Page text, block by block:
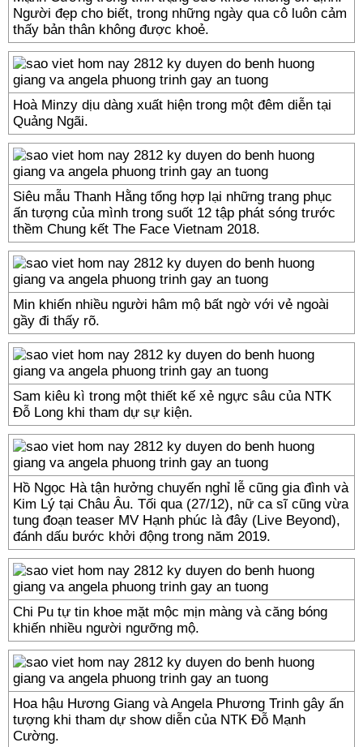
Người đẹp cho biết, trong những ngày qua cô luôn cảm
thấy bản thân không được khoẻ.
Hoà Minzy dịu dàng xuất hiện trong một đêm diễn tại
Quảng Ngãi.
Siêu mẫu Thanh Hằng tổng hợp lại những trang phục
ấn tượng của mình trong suốt 12 tập phát sóng trước
thềm Chung kết The Face Vietnam 2018.
Min khiến nhiều người hâm mộ bất ngờ với vẻ ngoài
gầy đi thấy rõ.
Sam kiêu kì trong một thiết kế xẻ ngực sâu của NTK
Đỗ Long khi tham dự sự kiện.
Hồ Ngọc Hà tận hưởng chuyến nghỉ lễ cũng gia đình và
Kim Lý tại Châu Âu. Tối qua (27/12), nữ ca sĩ cũng vừa
tung đoạn teaser MV Hạnh phúc là đây (Live Beyond),
đánh dấu bước khởi động trong năm 2019.
Chi Pu tự tin khoe mặt mộc mịn màng và căng bóng
khiến nhiều người ngưỡng mộ.
Hoa hậu Hương Giang và Angela Phương Trinh gây ấn
tượng khi tham dự show diễn của NTK Đỗ Mạnh
Cường.